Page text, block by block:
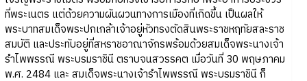
ที่พระเนตร แต่ด้วยความผันผวนทางการเมืองที่เกิดขึ้น เป็นผลให้
พระบาทสมเด็จพระปกเกล้าเจ้าอยู่หัวทรงตัดสินพระราชหฤทัยสละราช
สมบัติ และประทับอยู่ที่สหราชอาณาจักรพร้อมด้วยสมเด็จพระนางเจ้า
รำไพพรรณี พระบรมราชินี ตราบจนสวรรคต เมื่อวันที่ 30 พฤษภาคม
พ.ศ. 2484 และ สมเด็จพระนางเจ้ารำไพพรรณี พระบรมราชินี ก็